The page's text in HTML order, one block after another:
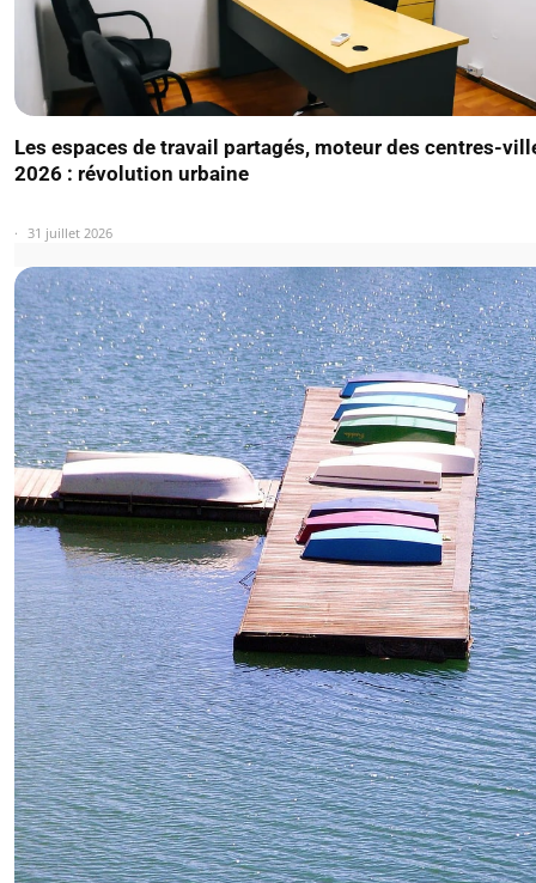
Les espaces de travail partagés, moteur des centres-
2026 : révolution urbaine
31 juillet 2026